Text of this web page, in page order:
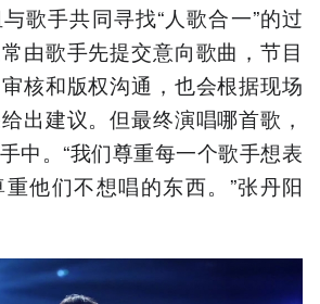
歌手共同寻找“人歌合一”的过
由歌手先提交意向歌曲，节目
核和版权沟通，也会根据现场
出建议。但最终演唱哪首歌，
中。“我们尊重每一个歌手想表
他们不想唱的东西。”张丹阳